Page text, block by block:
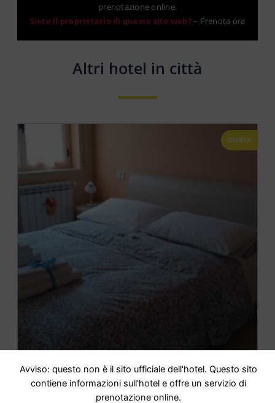
prenotazione online.
Siete il proprietario di questo sito web?– Prenota ora
Altri hotel in città
OFERTA
A casa da Ivana
Avviso: questo non è il sito ufficiale dell'hotel. Questo sito
contiene informazioni sull'hotel e offre un servizio di
prenotazione online.